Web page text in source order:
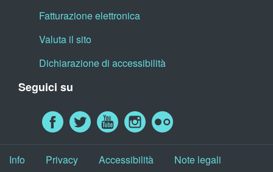
Fatturazione elettronica
Valuta il sito
Dichiarazione di accessibilità
Seguici su
Info Privacy Accessibilità Note legali